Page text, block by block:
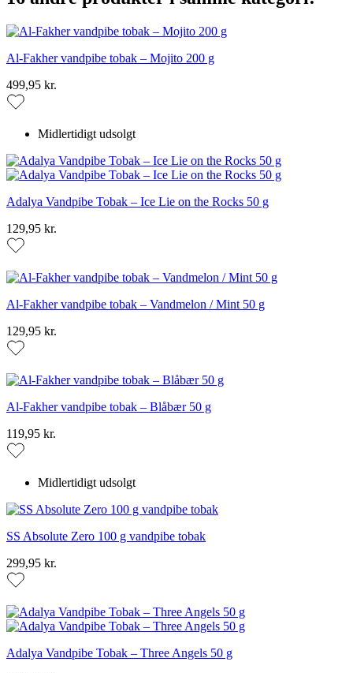
Al-Fakher vandpibe tobak – Mojito 200 g
499,95 kr.
Midlertidigt udsolgt
Adalya Vandpibe Tobak – Ice Lie on the Rocks 50 g
129,95 kr.
Al-Fakher vandpibe tobak – Vandmelon / Mint 50 g
129,95 kr.
Al-Fakher vandpibe tobak – Blåbær 50 g
119,95 kr.
Midlertidigt udsolgt
SS Absolute Zero 100 g vandpibe tobak
299,95 kr.
Adalya Vandpibe Tobak – Three Angels 50 g